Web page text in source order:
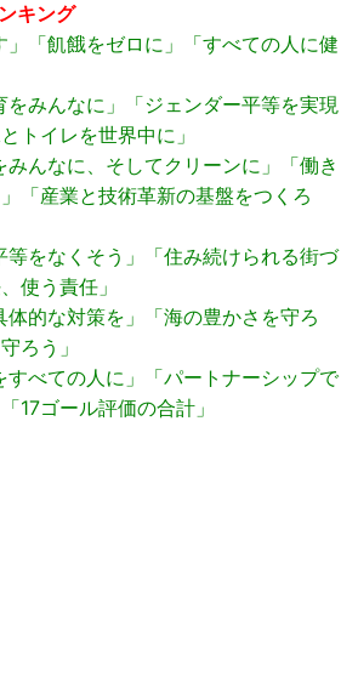
キング
「飢餓をゼロに」「すべての人に健
みんなに」「ジェンダー平等を実現
トイレを世界中に」
んなに、そしてクリーンに」「働き
「産業と技術革新の基盤をつくろ
をなくそう」「住み続けられる街づ
使う責任」
的な対策を」「海の豊かさを守ろ
ろう」
べての人に」「パートナーシップで
17ゴール評価の合計」